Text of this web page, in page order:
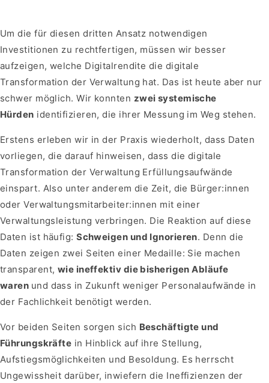
Um die für diesen dritten Ansatz notwendigen
Investitionen zu rechtfertigen, müssen wir besser
aufzeigen, welche Digitalrendite die digitale
Transformation der Verwaltung hat. Das ist heute aber nur
schwer möglich. Wir konnten zwei systemische
Hürden identifizieren, die ihrer Messung im Weg stehen.
Erstens erleben wir in der Praxis wiederholt, dass Daten
vorliegen, die darauf hinweisen, dass die digitale
Transformation der Verwaltung Erfüllungsaufwände
einspart. Also unter anderem die Zeit, die Bürger:innen
oder Verwaltungsmitarbeiter:innen mit einer
Verwaltungsleistung verbringen. Die Reaktion auf diese
Daten ist häufig:Schweigen und Ignorieren. Denn die
Daten zeigen zwei Seiten einer Medaille: Sie machen
transparent, wie ineffektiv die bisherigen Abläufe
waren und dass in Zukunft weniger Personalaufwände in
der Fachlichkeit benötigt werden.
Vor beiden Seiten sorgen sich Beschäftigte und
Führungskräfte in Hinblick auf ihre Stellung,
Aufstiegsmöglichkeiten und Besoldung. Es herrscht
Ungewissheit darüber, inwiefern die Ineffizienzen der